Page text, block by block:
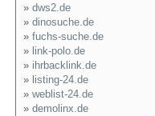
» dws2.de
» dinosuche.de
» fuchs-suche.de
» link-polo.de
» ihrbacklink.de
» listing-24.de
» weblist-24.de
» demolinx.de